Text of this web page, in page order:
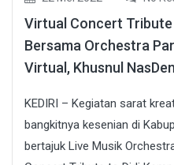
Virtual Concert
Bersama Orchestra
Virtual, Khusnul
KEDIRI – Kegiatan sarat
bangkitnya kesenian di
bertajuk Live Musik